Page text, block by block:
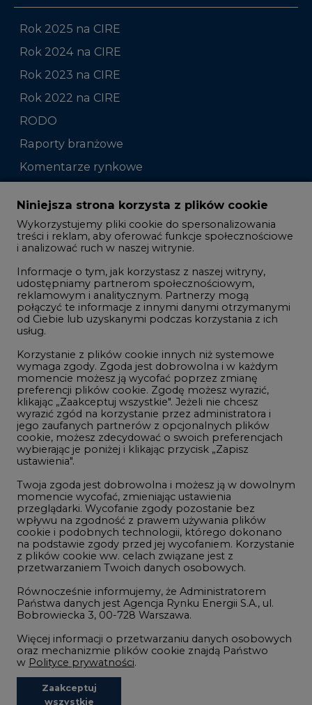
Rok 2025 na CIRE
Rok 2024 na CIRE
Rok 2023 na CIRE
Rok 2022 na CIRE
RODO
Raporty branżowe
Komentarze rynkowe
Zmiany kadrowe na rynku
Studio CIRE
Rozmowy o energetyce
Gospodarka
Geopolityka
LTE450
Innowacje i AI
Telekomunikacja i IT
Handel emisjami CO2
Wodór
Górnictwo
Atom
Fotowoltaika
Offshore wind
Zielone samorządy
Zielona gospodarka
©2002- 2021 - 2026
Niniejsza strona korzysta z plików cookie
Wykorzystujemy pliki cookie do spersonalizowania
treści i reklam, aby oferować funkcje społecznościowe
i analizować ruch w naszej witrynie.
Informacje o tym, jak korzystasz z naszej witryny,
udostępniamy partnerom społecznościowym,
reklamowym i analitycznym. Partnerzy mogą
połączyć te informacje z innymi danymi otrzymanymi
od Ciebie lub uzyskanymi podczas korzystania z ich
usług.
Korzystanie z plików cookie innych niż systemowe
wymaga zgody. Zgoda jest dobrowolna i w każdym
momencie możesz ją wycofać poprzez zmianę
preferencji plików cookie. Zgodę możesz wyrazić,
klikając „Zaakceptuj wszystkie". Jeżeli nie chcesz
wyrazić zgód na korzystanie przez administratora i
jego zaufanych partnerów z opcjonalnych plików
cookie, możesz zdecydować o swoich preferencjach
wybierając je poniżej i klikając przycisk „Zapisz
ustawienia".
Twoja zgoda jest dobrowolna i możesz ją w dowolnym
momencie wycofać, zmieniając ustawienia
przeglądarki. Wycofanie zgody pozostanie bez
wpływu na zgodność z prawem używania plików
cookie i podobnych technologii, którego dokonano
na podstawie zgody przed jej wycofaniem. Korzystanie
z plików cookie ww. celach związane jest z
przetwarzaniem Twoich danych osobowych.
Równocześnie informujemy, że Administratorem
Państwa danych jest Agencja Rynku Energii S.A., ul.
Bobrowiecka 3, 00-728 Warszawa.
Więcej informacji o przetwarzaniu danych osobowych
oraz mechanizmie plików cookie znajdą Państwo
w Polityce prywatności.
Zaakceptuj
wszystkie